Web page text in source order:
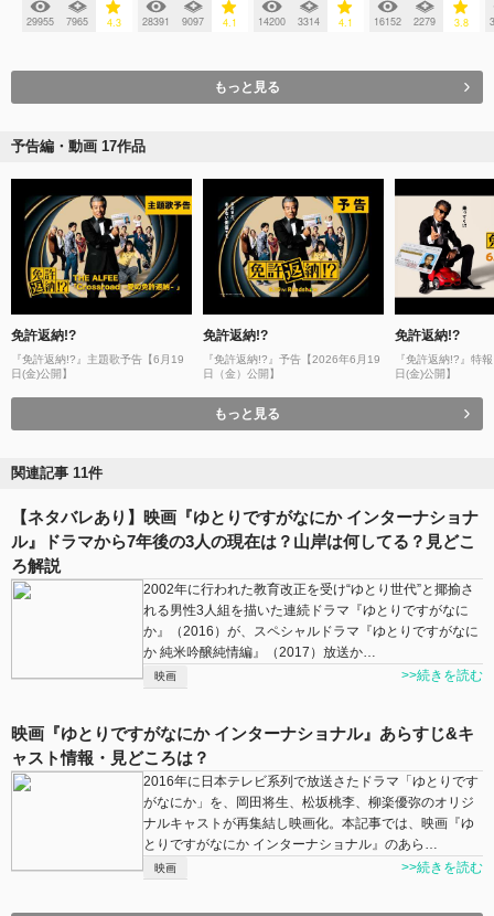
29955 7965 4.3 28391 9097 4.1 14200 3314 4.1 16152 2279 3.8
もっと見る
予告編・動画 17作品
免許返納!?
『免許返納!?』主題歌予告【6月19
日(金)公開】
免許返納!?
『免許返納!?』予告【2026年6月19
日（金）公開】
免許返納!?
『免許返納!?』特
日(金)公開】
もっと見る
関連記事 11件
【ネタバレあり】映画『ゆとりですがなにか インターナショナ
ル』ドラマから7年後の3人の現在は？山岸は何してる？見どこ
ろ解説
2002年に行われた教育改正を受け“ゆとり世代”と揶揄さ
れる男性3人組を描いた連続ドラマ『ゆとりですがなに
か』（2016）が、スペシャルドラマ『ゆとりですがなに
か 純米吟醸純情編』（2017）放送か…
映画 >>続きを読む
映画『ゆとりですがなにか インターナショナル』あらすじ&キ
ャスト情報・見どころは？
2016年に日本テレビ系列で放送さたドラマ「ゆとりです
がなにか」を、岡田将生、松坂桃李、柳楽優弥のオリジ
ナルキャストが再集結し映画化。本記事では、映画『ゆ
とりですがなにか インターナショナル』のあら…
映画 >>続きを読む